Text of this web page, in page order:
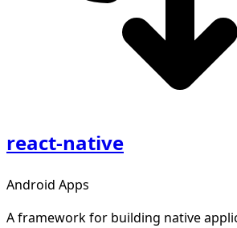
react-native
Android Apps
A framework for building native